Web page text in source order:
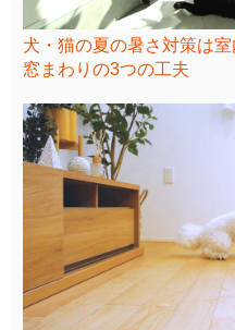
犬・猫の夏の暑さ対策は
窓まわりの3つの工夫